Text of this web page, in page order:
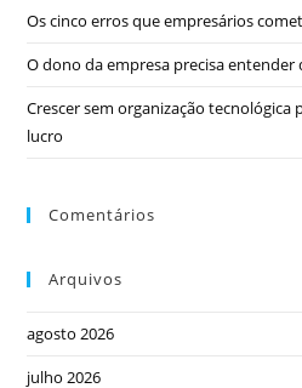
Os cinco erros que empresários
O dono da empresa precisa entender
Crescer sem organização
lucro
Comentários
Arquivos
agosto 2026
julho 2026